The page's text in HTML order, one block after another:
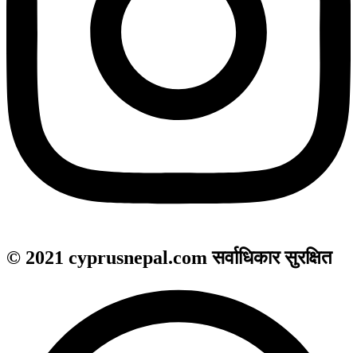
© 2021 cyprusnepal.com सर्वाधिकार सुरक्षित